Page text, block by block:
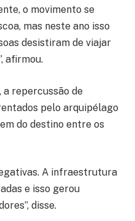
o movimento se
mas neste ano isso
desistiram de viajar
afirmou.
a repercussão de
pelo arquipélago
do destino entre os
A infraestrutura
e isso gerou
disse.